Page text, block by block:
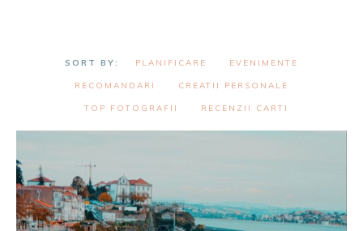
PLANIFICARE EVENIMENTE
RECOMANDARI CREATII PERSONALE
TOP FOTOGRAFII RECENZII CARTI